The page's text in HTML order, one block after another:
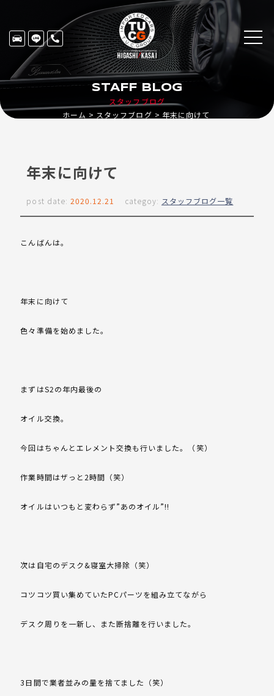
スタッフブログ
STAFF BLOG
ホーム スタッフブログ 年末に向けて
年末に向けて
post date: 2020.12.21 categoy: スタッフブログ一覧
こんばんは。
年末に向けて
色々準備を始めました。
まずはS2の年内最後の
オイル交換。
今回はちゃんとエレメント交換も行いました。（笑）
作業時間はザっと2時間（笑）
オイルはいつもと変わらず”あのオイル”!!
次は自宅のデスク&寝室大掃除（笑）
コツコツ買い集めていたPCパーツを組み立てながら
デスク周りを一新し、また断捨離を行いました。
3日間で業者並みの量を捨てました（笑）